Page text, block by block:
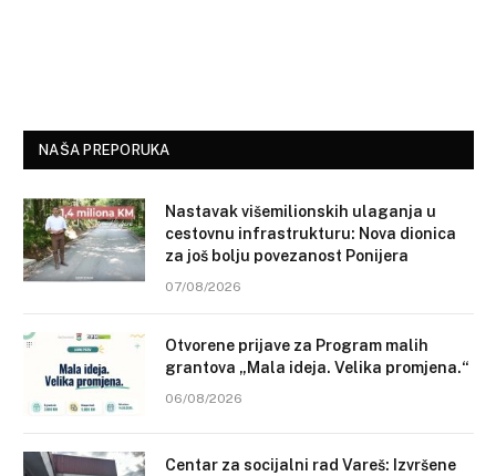
NAŠA PREPORUKA
Nastavak višemilionskih ulaganja u
cestovnu infrastrukturu: Nova dionica
za još bolju povezanost Ponijera
07/08/2026
Otvorene prijave za Program malih
grantova „Mala ideja. Velika promjena.“
06/08/2026
Centar za socijalni rad Vareš: Izvršene